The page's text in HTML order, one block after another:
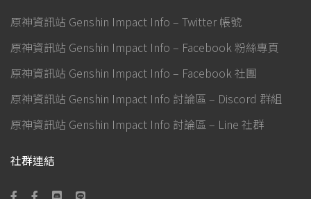
原神資訊站 Genshin Impact Info – Twitter 帳號
原神資訊站 Genshin Impact Info – Facebook 粉絲專頁
原神資訊站 Genshin Impact Info – Facebook 社團
原神資訊站 Genshin Impact Info 討論區 – Discord 群組
原神資訊站 Genshin Impact Info 討論區 – Line 社群
社群連結